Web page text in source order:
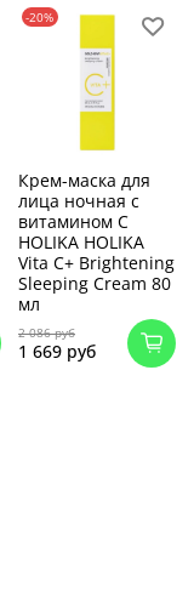
-20%
Крем-маска для
лица ночная c
витамином C
HOLIKA HOLIKA
Vita C+ Brightening
Sleeping Cream 80
мл
2 086 руб
1 669 руб